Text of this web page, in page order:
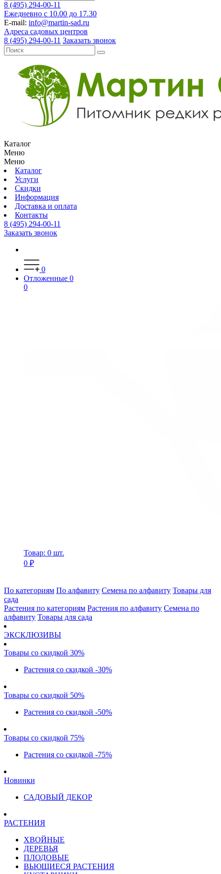
8 (495) 294-00-11
Ежедневно с 10.00 до 17.30
E-mail: info@martin-sad.ru
Адреса садовых центров
8 (495) 294-00-11 Заказать звонок
Каталог
Меню
Меню
Каталог
Услуги
Скидки
Информация
Доставка и оплата
Контакты
8 (495) 294-00-11
Заказать звонок
0
Отложенные 0
0
Товар: 0 шт.
0 ₽
По категориям По алфавиту Семена по алфавиту Товары для
сада
Растения по категориям Растения по алфавиту Семена по
алфавиту Товары для сада
ЭКСКЛЮЗИВЫ
Товары со скидкой 30%
Растения со скидкой -30%
Товары со скидкой 50%
Растения со скидкой -50%
Товары со скидкой 75%
Растения со скидкой -75%
Новинки
САДОВЫЙ ДЕКОР
РАСТЕНИЯ
ХВОЙНЫЕ
ДЕРЕВЬЯ
ПЛОДОВЫЕ
ВЬЮЩИЕСЯ РАСТЕНИЯ